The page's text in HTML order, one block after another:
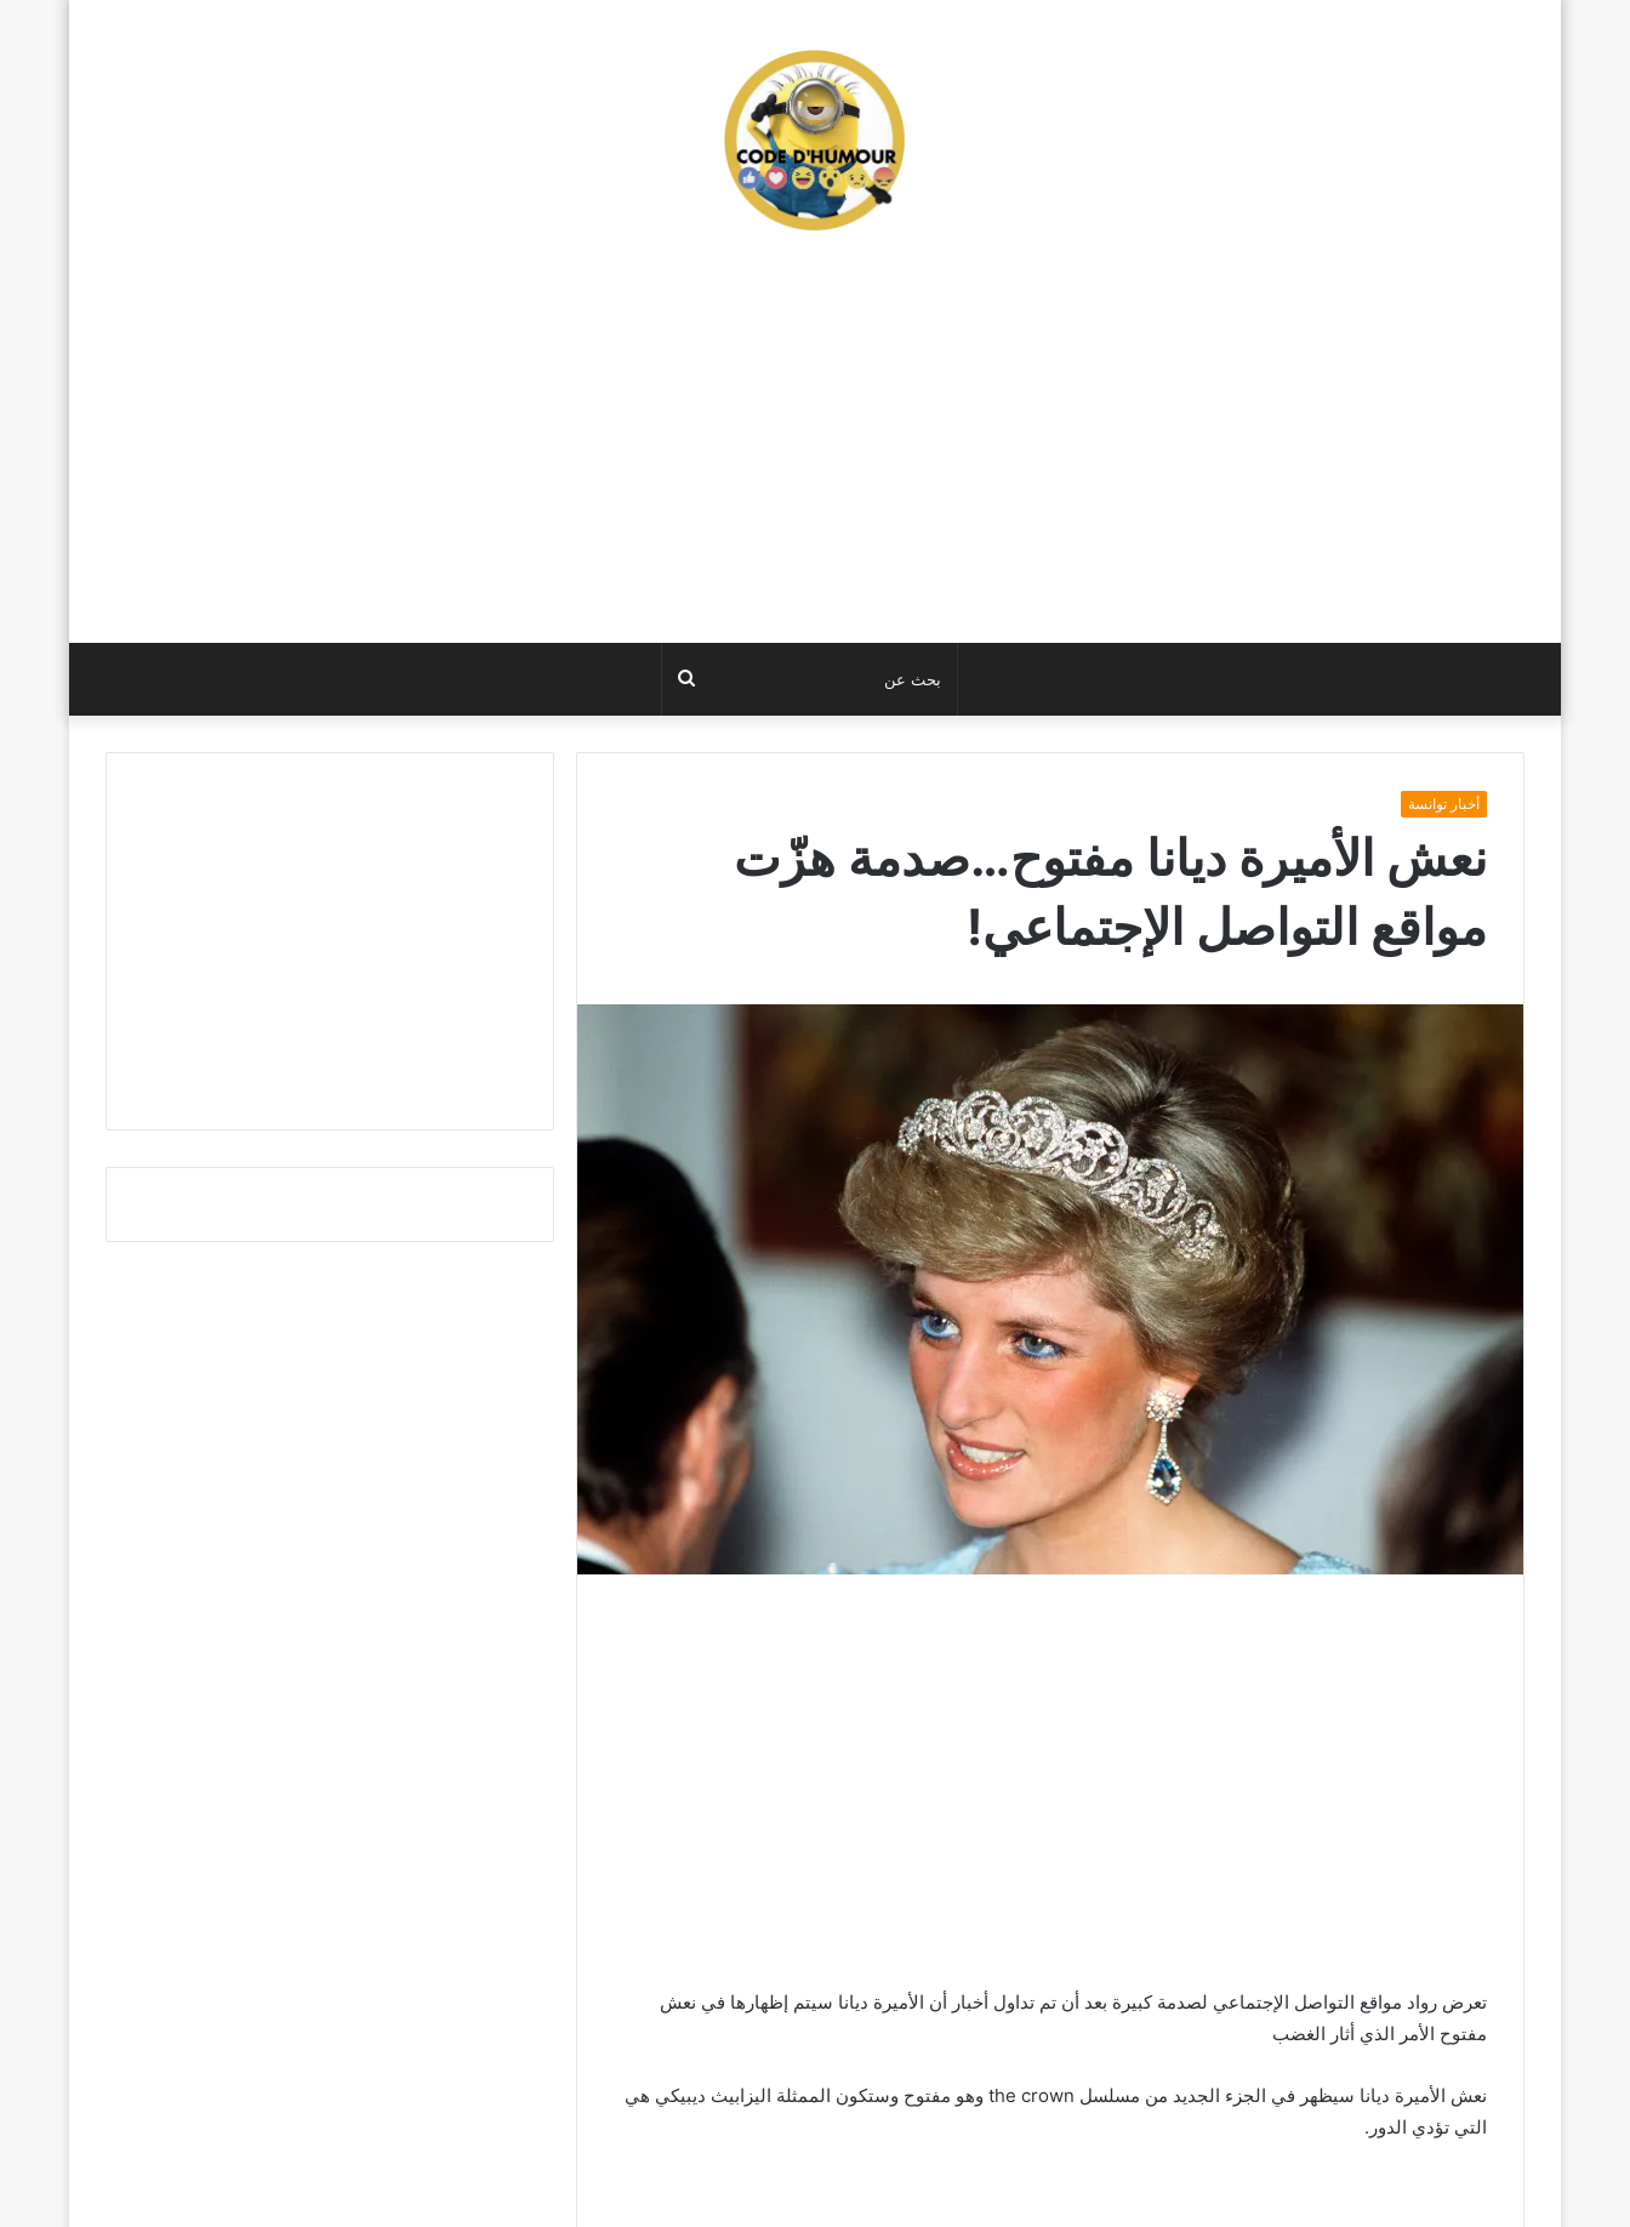
بحث
عن
أخبار توانسة
نعش الأميرة ديانا مفتوح…صدمة هزّت
مواقع التواصل الإجتماعي!
تعرض رواد مواقع التواصل الإجتماعي لصدمة كبيرة بعد أن تم تداول أخبار أن الأميرة ديانا سيتم إظهارها في نعش
مفتوح الأمر الذي أثار الغضب
نعش الأميرة ديانا سيظهر في الجزء الجديد من مسلسل the crown وهو مفتوح وستكون الممثلة اليزابيث ديبيكي هي
التي تؤدي الدور.